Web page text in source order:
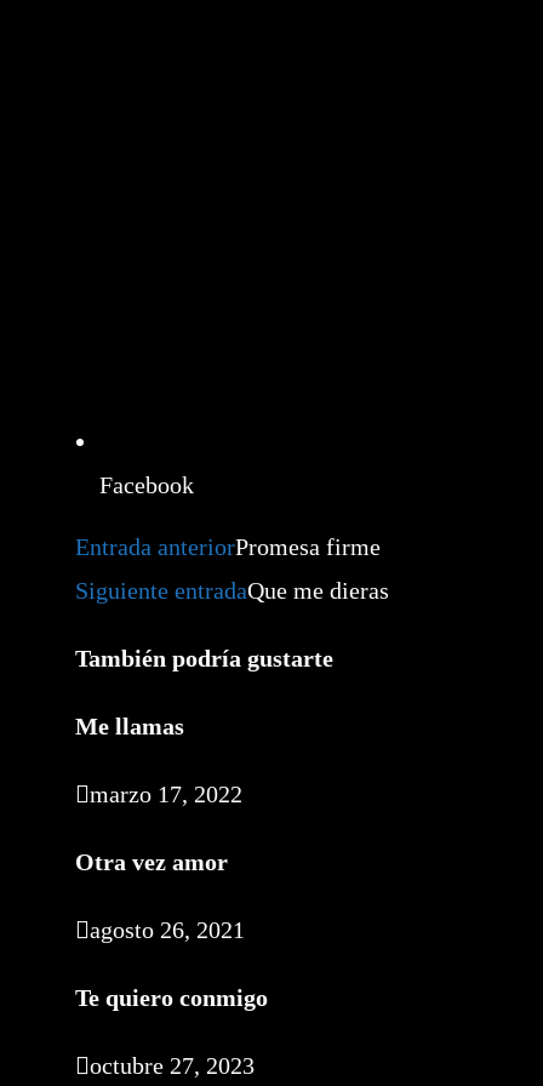
Facebook
Leer
más
artículos
Entrada anteriorPromesa firme
Siguiente entradaQue me dieras
También podría gustarte
Me llamas
marzo 17, 2022
Otra vez amor
agosto 26, 2021
Te quiero conmigo
octubre 27, 2023